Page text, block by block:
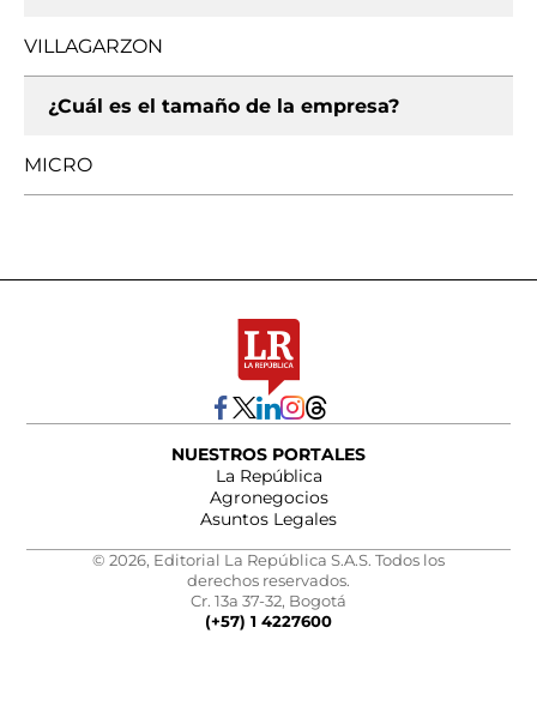
VILLAGARZON
¿Cuál es el tamaño de la empresa?
MICRO
NUESTROS PORTALES
La República
Agronegocios
Asuntos Legales
© 2026, Editorial La República S.A.S. Todos los
derechos reservados.
Cr. 13a 37-32, Bogotá
(+57) 1 4227600